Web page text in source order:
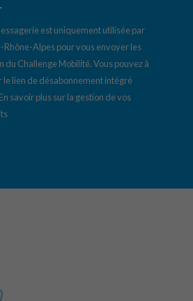
est uniquement utilisée par
Rhône-Alpes pour vous envoyer les
du Challenge Mobilité. Vous pouvez à
lien de désabonnement intégré
En savoir plus sur la gestion de vos